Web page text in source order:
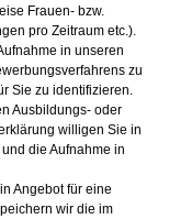
Frauen- bzw.
pro Zeitraum etc.).
in unseren
zu
Sie zu identifizieren.
Ausbildungs- oder
willigen Sie in
die Aufnahme in
Angebot für eine
wir die im